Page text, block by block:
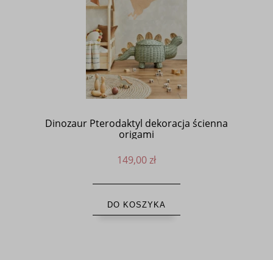
Dinozaur Pterodaktyl dekoracja ścienna
origami
149,00 zł
DO KOSZYKA